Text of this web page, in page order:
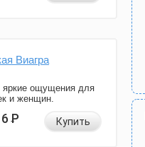
Виагра
яркие ощущения для
и женщин.
Р Купить